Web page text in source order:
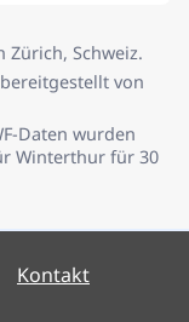
Zürich, Schweiz.
von
Daten wurden
Winterthur für 30
Kontakt